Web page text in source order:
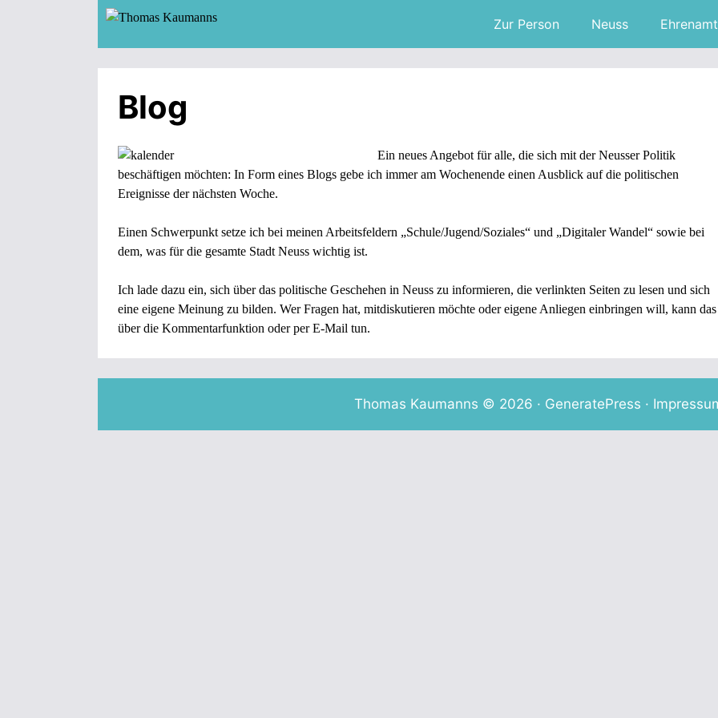
Zur Person Neuss Ehrenamt
Blog
Ein neues Angebot für alle, die sich mit der Neusser Politik
beschäftigen möchten: In Form eines Blogs gebe ich immer am Wochenende einen Ausblick auf die politischen
Ereignisse der nächsten Woche.
Einen Schwerpunkt setze ich bei meinen Arbeitsfeldern „Schule/Jugend/Soziales“ und „Digitaler Wandel“ sowie bei
dem, was für die gesamte Stadt Neuss wichtig ist.
Ich lade dazu ein, sich über das politische Geschehen in Neuss zu informieren, die verlinkten Seiten zu lesen und sich
eine eigene Meinung zu bilden. Wer Fragen hat, mitdiskutieren möchte oder eigene Anliegen einbringen will, kann das
über die Kommentarfunktion oder perE-Mail tun.
Thomas Kaumanns © 2026 · GeneratePress ·